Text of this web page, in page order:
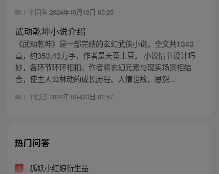
1 个回答 2024年10月13日 05:25
武动乾坤小说介绍
《武动乾坤》是一部完结的玄幻武侠小说，全文共1343
章，约353.43万字，作者是天蚕土豆。 小说情节设计巧
妙，各环节环环相扣。作者将玄幻元素与现实场景相结
合，使主人公林动的成长历程、人情世故、恩怨...
1 个回答 2024年10月23日 02:57
热门问答
1 狐妖小红娘衍生品